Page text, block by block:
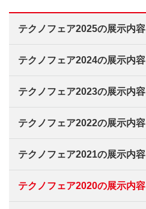
テクノフェア2025の展示内容
テクノフェア2024の展示内容
テクノフェア2023の展示内容
テクノフェア2022の展示内容
テクノフェア2021の展示内容
テクノフェア2020の展示内容